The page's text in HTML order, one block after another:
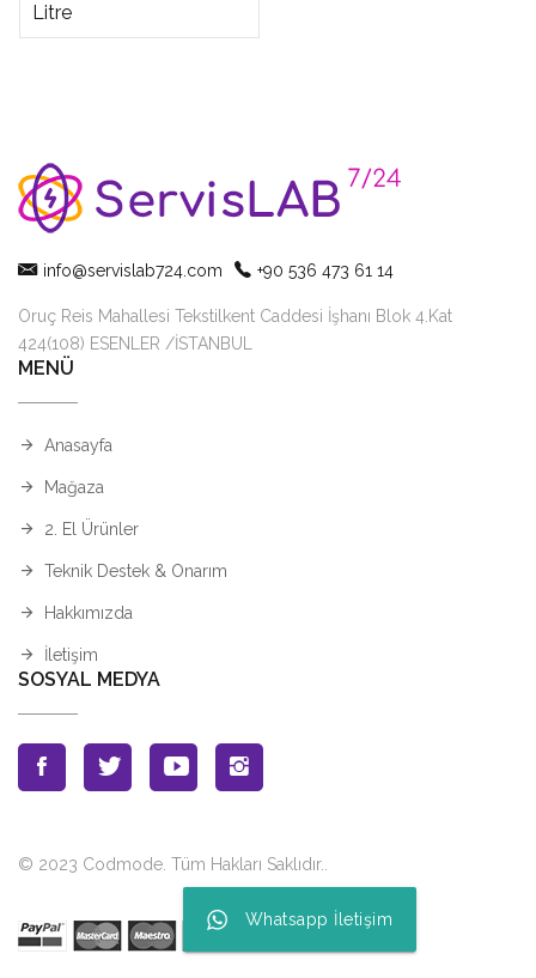
Litre
info@servislab724.com +90 536 473 61 14
Oruç Reis Mahallesi Tekstilkent Caddesi İşhanı Blok 4.Kat
424(108) ESENLER /İSTANBUL
MENÜ
Anasayfa
Mağaza
2. El Ürünler
Teknik Destek & Onarım
Hakkımızda
İletişim
SOSYAL MEDYA
© 2023 Codmode. Tüm Hakları Saklıdır.
Whatsapp İletişim